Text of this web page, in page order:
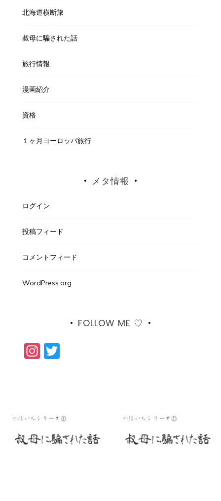
北海道横断旅
叔母に騙された話
旅行情報
漫画紹介
資格
１ヶ月ヨーロッパ旅行
メタ情報
ログイン
投稿フィード
コメントフィード
WordPress.org
FOLLOW ME ♡
Instagram
Twitter